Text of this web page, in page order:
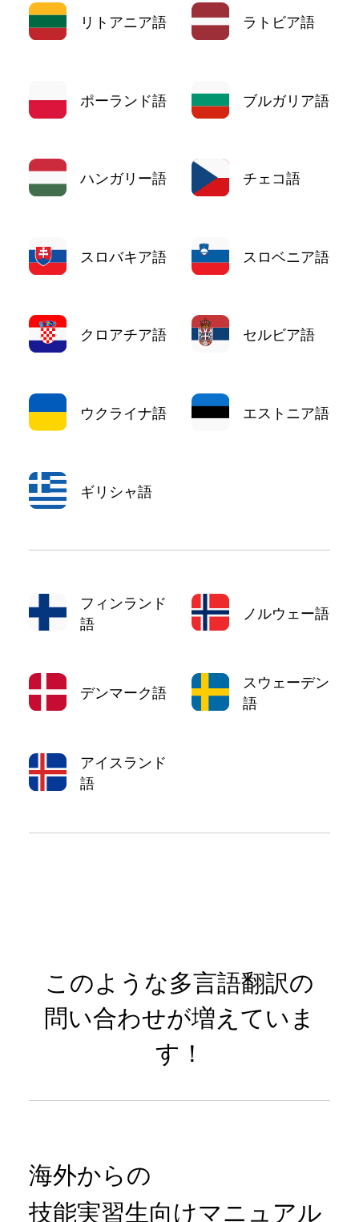
リトアニア語 ラトビア語
ポーランド語 ブルガリア語
ハンガリー語 チェコ語
スロバキア語 スロベニア語
クロアチア語 セルビア語
ウクライナ語 エストニア語
ギリシャ語
フィンランド
語
ノルウェー語
デンマーク語
スウェーデン
語
アイスランド
語
このような多⾔語翻訳の
問い合わせが増えていま
す！
海外からの
技能実習⽣向けマニュアル